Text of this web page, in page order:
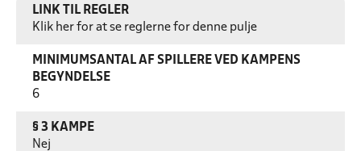
LINK TIL REGLER
Klik her for at se reglerne for denne pulje
MINIMUMSANTAL AF SPILLERE VED KAMPENS
BEGYNDELSE
6
§ 3 KAMPE
Nej